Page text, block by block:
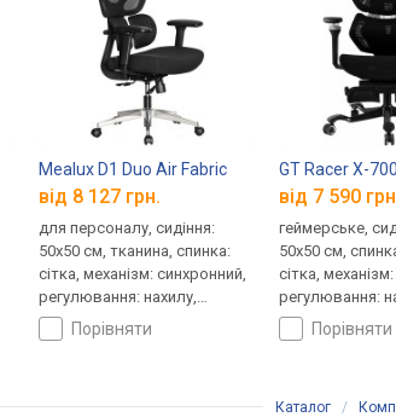
Mealux D1 Duo Air Fabric
від 8 127 грн.
для персоналу, сидіння:
50x50 см, тканина, спинка:
сітка, механізм: синхронний,
регулювання: нахилу,
висоти, глибини, жорсткості
порівняти
GT Racer X-
від 7 590
геймерське,
50x50 см,
сітка,
регулювання:
висоти,порівняти
Каталог /